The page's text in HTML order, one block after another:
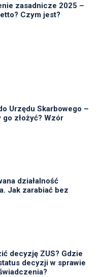
zasadnicze 2025 –
Czym jest?
Urzędu Skarbowego –
go złożyć? Wzór
działalność
Jak zarabiać bez
decyzję ZUS? Gdzie
decyzji w sprawie